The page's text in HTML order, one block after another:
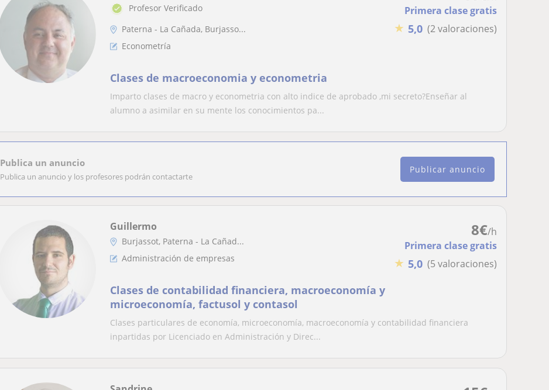
Primera clase gratis
★ 5,0 (2 valoraciones)
Profesor Verificado
Paterna - La Cañada, Burjasso...
Econometría
Clases de macroeconomia y econometria
Imparto clases de macro y econometria con alto indice de aprobado ,mi secreto?Enseñar al
alumno a asimilar en su mente los conocimientos pa...
Publica un anuncio
Publica un anuncio y los profesores podrán contactarte
Publicar anuncio
8€/h
Primera clase gratis
★ 5,0 (5 valoraciones)
Guillermo
Burjassot, Paterna - La Cañad...
Administración de empresas
Clases de contabilidad financiera, macroeconomía y
microeconomía, factusol y contasol
Clases particulares de economía, microeconomía, macroeconomía y contabilidad financiera
inpartidas por Licenciado en Administración y Direc...